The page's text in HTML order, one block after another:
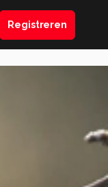
Registreren